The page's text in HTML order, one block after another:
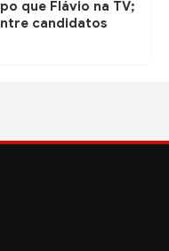
que Flávio na TV;
candidatos